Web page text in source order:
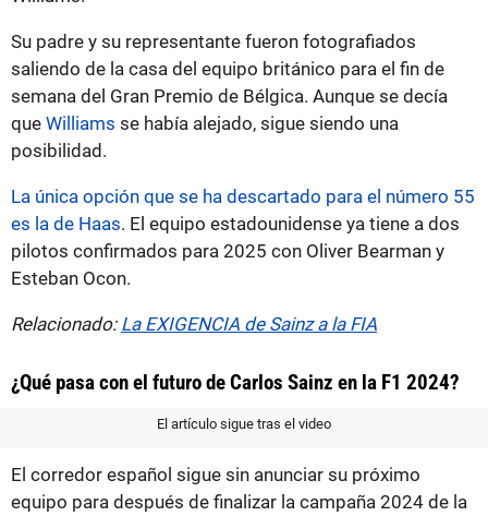
Su padre y su representante fueron fotografiados
saliendo de la casa del equipo británico para el fin de
semana del Gran Premio de Bélgica. Aunque se decía
que Williams se había alejado, sigue siendo una
posibilidad.
La única opción que se ha descartado para el número 55
es la de Haas. El equipo estadounidense ya tiene a dos
pilotos confirmados para 2025 con Oliver Bearman y
Esteban Ocon.
Relacionado: La EXIGENCIA de Sainz a la FIA
¿Qué pasa con el futuro de Carlos Sainz en la F1 2024?
El artículo sigue tras el video
El corredor español sigue sin anunciar su próximo
equipo para después de finalizar la campaña 2024 de la